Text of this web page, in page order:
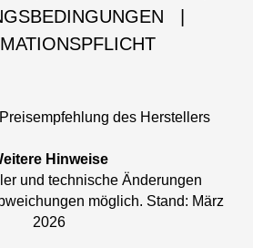
des Herstellers
Hinweise
und technische Änderungen
möglich. Stand: März
2026